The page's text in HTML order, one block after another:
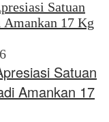
Satuan
Amankan 17